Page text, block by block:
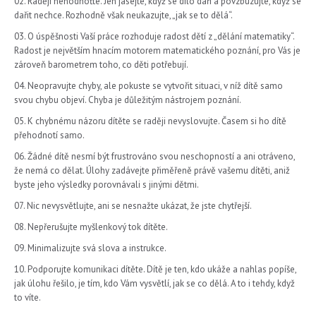
dařit nechce. Rozhodně však neukazujte, „jak se to dělá“.
O úspěšnosti Vaší práce rozhoduje radost dětí z „dělání matematiky“.
Radost je největším hnacím motorem matematického poznání, pro Vás je
zároveň barometrem toho, co děti potřebují.
Neopravujte chyby, ale pokuste se vytvořit situaci, v níž dítě samo
svou chybu objeví. Chyba je důležitým nástrojem poznání.
K chybnému názoru dítěte se raději nevyslovujte. Časem si ho dítě
přehodnotí samo.
Žádné dítě nesmí být frustrováno svou neschopností a ani otráveno,
že nemá co dělat. Úlohy zadávejte přiměřeně právě vašemu dítěti, aniž
byste jeho výsledky porovnávali s jinými dětmi.
Nic nevysvětlujte, ani se nesnažte ukázat, že jste chytřejší.
Nepřerušujte myšlenkový tok dítěte.
Minimalizujte svá slova a instrukce.
Podporujte komunikaci dítěte. Dítě je ten, kdo ukáže a nahlas popíše,
jak úlohu řešilo, je tím, kdo Vám vysvětlí, jak se co dělá. A to i tehdy, když
to víte.